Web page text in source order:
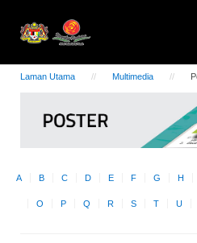
Laman Utama Multimedia
A B C D E F G H
O P Q R S T U